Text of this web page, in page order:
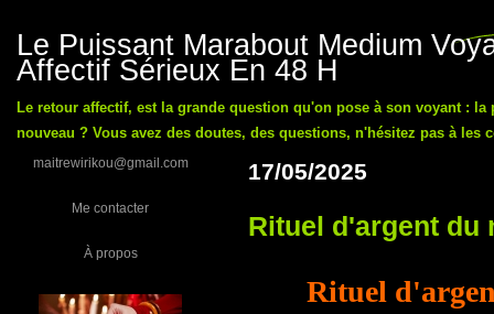
Le Puissant Marabout Medium
Affectif Sérieux En 48 H
Le retour affectif, est la grande question qu'on pose à son voyant :
nouveau ? Vous avez des doutes, des questions, n'hésitez pas à les
maitrewirikou@gmail.com
Me contacter
À propos
17/05/2025
Rituel d'argent du
Rituel